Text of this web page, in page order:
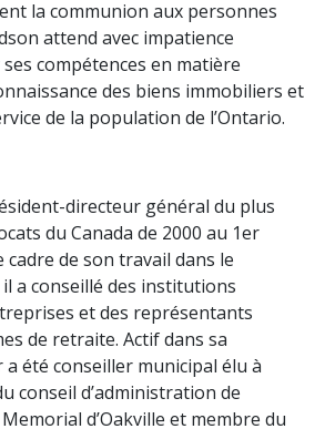
la communion aux personnes
attend avec impatience
ses compétences en matière
des biens immobiliers et
de la population de l’Ontario.
directeur général du plus
du Canada de 2000 au 1er
cadre de son travail dans le
a conseillé des institutions
et des représentants
de retraite. Actif dans sa
a été conseiller municipal élu à
conseil d’administration de
d’Oakville et membre du